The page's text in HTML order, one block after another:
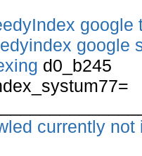
google
google
d0_b245
currently not